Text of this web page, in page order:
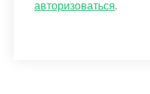
авторизоваться.